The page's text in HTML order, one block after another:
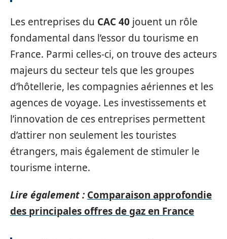
Les entreprises du CAC 40 jouent un rôle
fondamental dans l’essor du tourisme en
France. Parmi celles-ci, on trouve des acteurs
majeurs du secteur tels que les groupes
d’hôtellerie, les compagnies aériennes et les
agences de voyage. Les investissements et
l’innovation de ces entreprises permettent
d’attirer non seulement les touristes
étrangers, mais également de stimuler le
tourisme interne.
Lire également : Comparaison approfondie
des principales offres de gaz en France